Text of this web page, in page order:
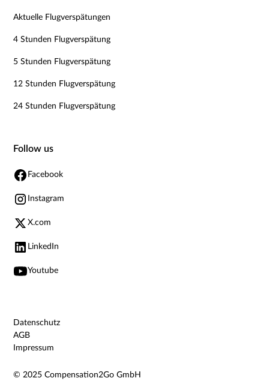
Aktuelle Flugverspätungen
4 Stunden Flugverspätung
5 Stunden Flugverspätung
12 Stunden Flugverspätung
24 Stunden Flugverspätung
Follow us
Facebook
Instagram
X.com
LinkedIn
Youtube
© 2025 Compensation2Go GmbH
Datenschutz
AGB
Impressum